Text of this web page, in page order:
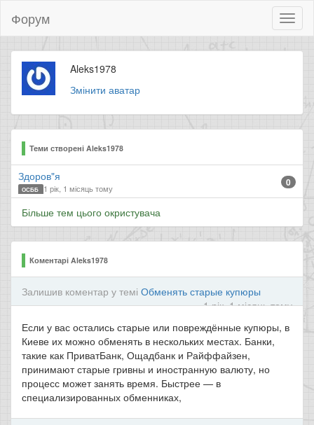
Форум
Aleks1978
Змінити аватар
Теми створені Aleks1978
Здоров"я
ОСББ 1 рік, 1 місяць тому 0
Більше тем цього окристувача
Коментарі Aleks1978
Залишив коментар у темі Обменять старые купюры
1 рік, 1 місяць тому
Если у вас остались старые или повреждённые купюры, в
Киеве их можно обменять в нескольких местах. Банки,
такие как ПриватБанк, Ощадбанк и Райффайзен,
принимают старые гривны и иностранную валюту, но
процесс может занять время. Быстрее — в
специализированных обменниках,